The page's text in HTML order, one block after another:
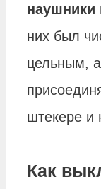
наушники
них был
цельным,
штекере и
Как